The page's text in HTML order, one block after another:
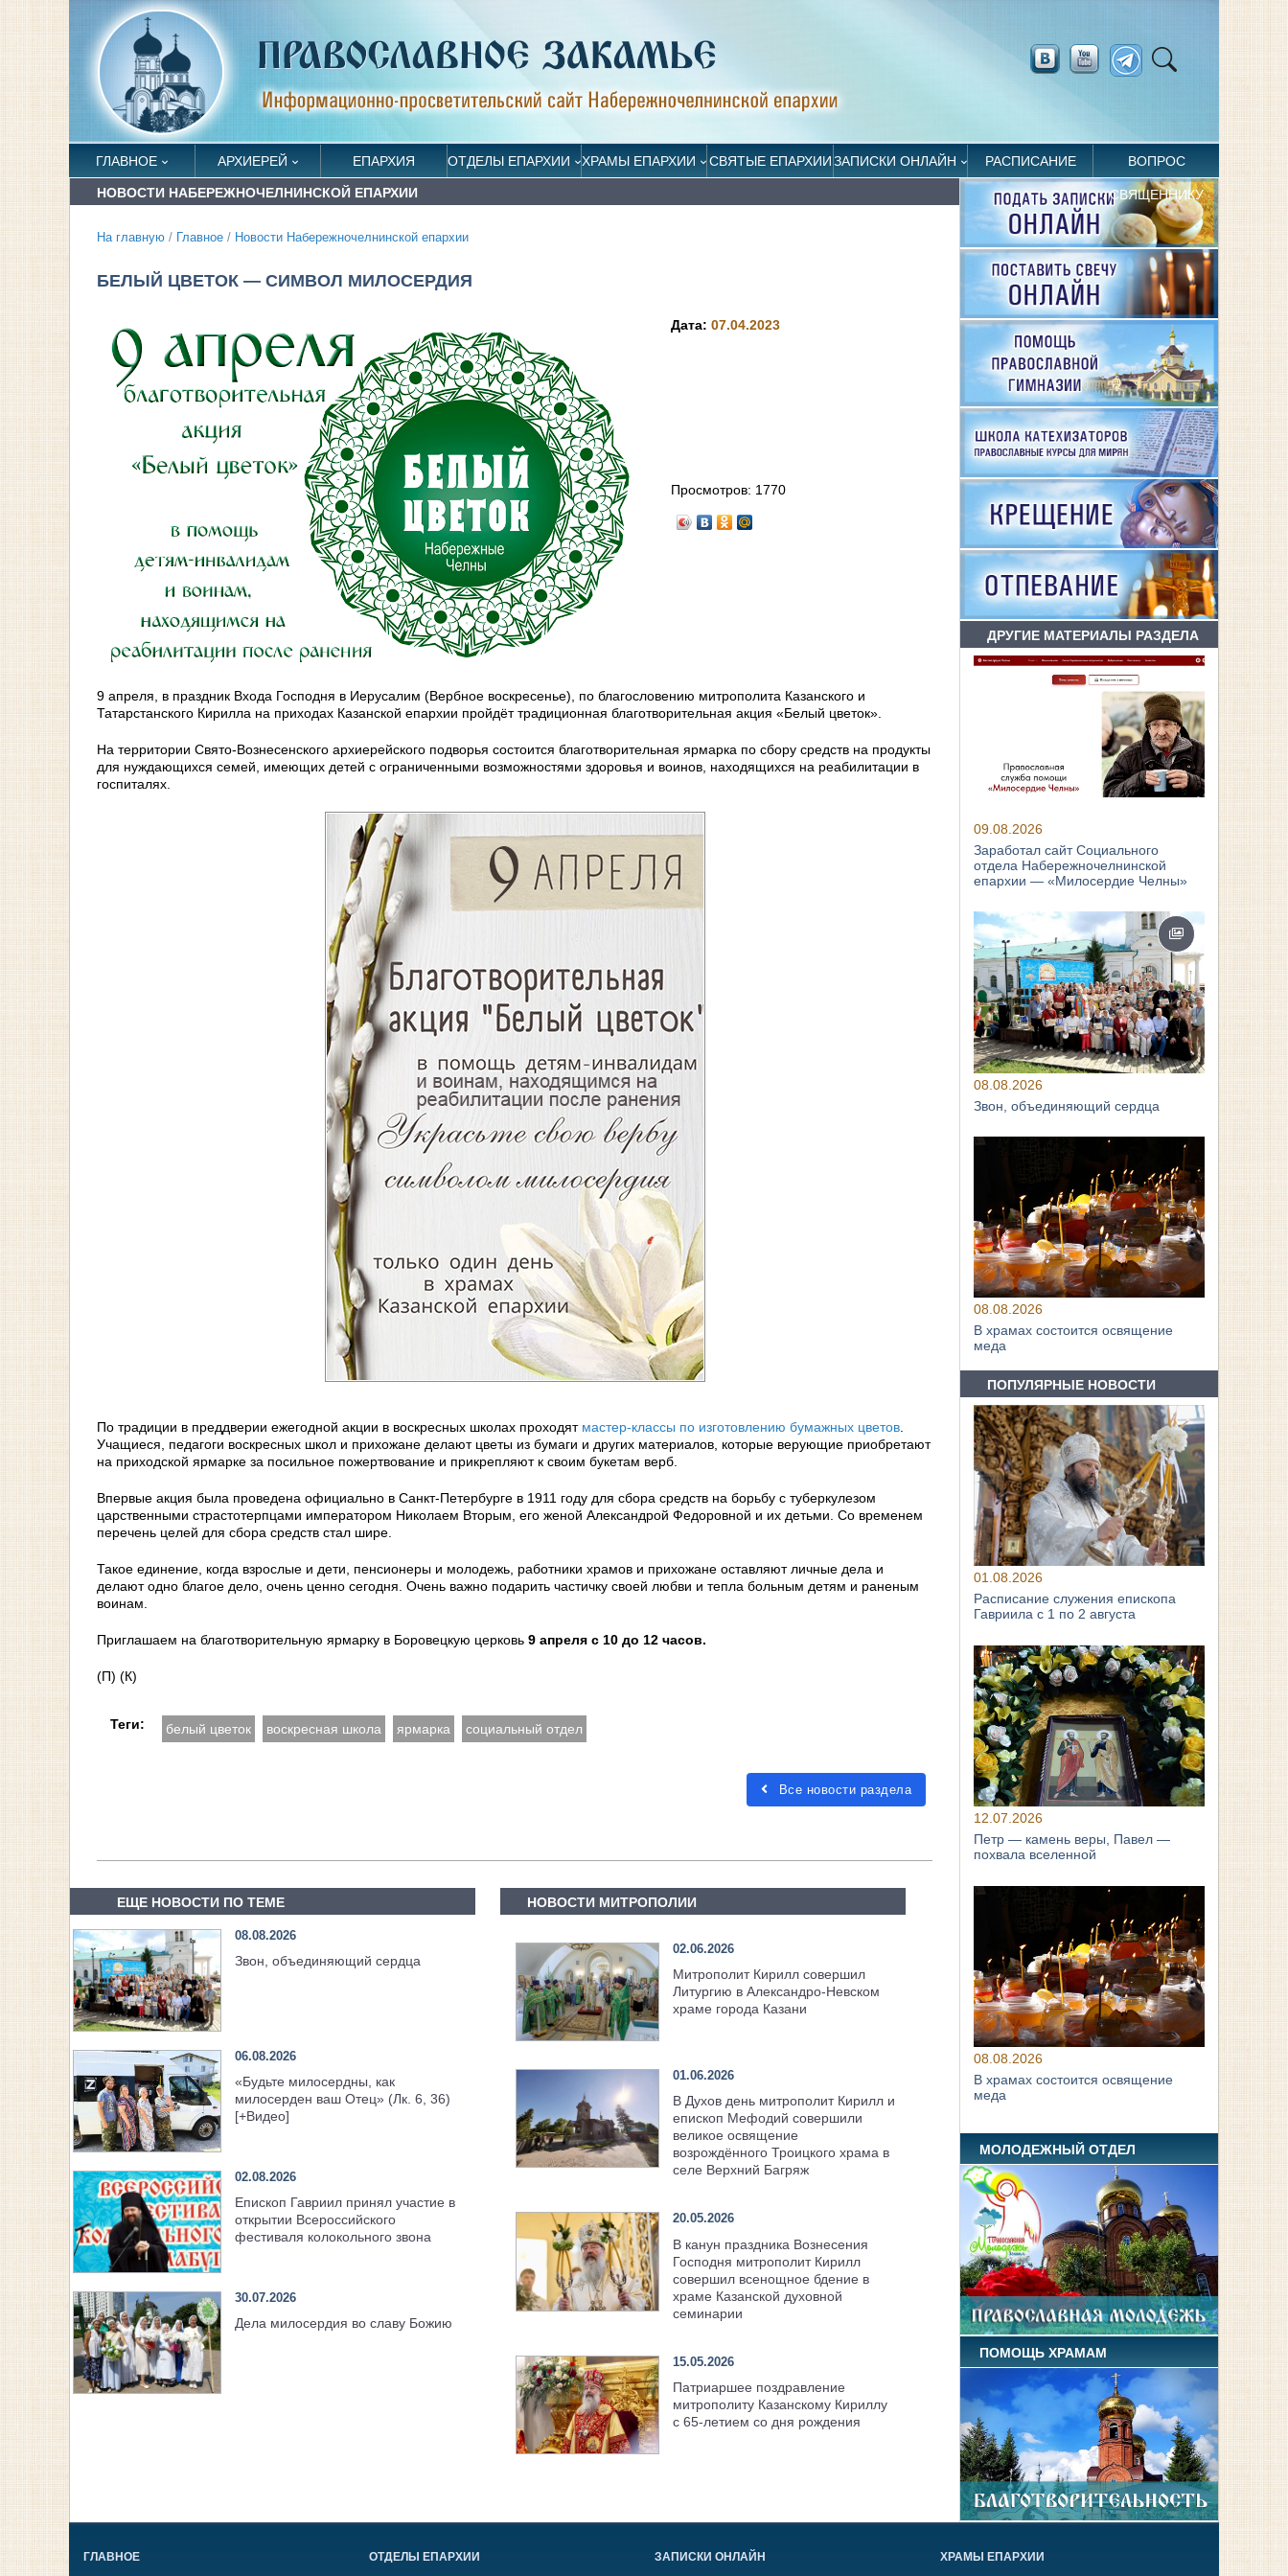
ГЛАВНОЕ АРХИЕРЕЙ ЕПАРХИЯ ОТДЕЛЫ ЕПАРХИИ ХРАМЫ ЕПАРХИИ СВЯТЫЕ ЕПАРХИИЗАПИСКИ ОНЛАЙН РАСПИСАНИЕ ВОПРОС
СВЯЩЕННИКУ
НОВОСТИ НАБЕРЕЖНОЧЕЛНИНСКОЙ ЕПАРХИИ
На главную / Главное / Новости Набережночелнинской епархии
БЕЛЫЙ ЦВЕТОК — СИМВОЛ МИЛОСЕРДИЯ
Дата:07.04.2023
Просмотров: 1770
9 апреля, в праздник Входа Господня в Иерусалим (Вербное воскресенье), по благословению митрополита Казанского и
Татарстанского Кирилла на приходах Казанской епархии пройдёт традиционная благотворительная акция «Белый цветок».
На территории Свято-Вознесенского архиерейского подворья состоится благотворительная ярмарка по сбору средств на продукты
для нуждающихся семей, имеющих детей с ограниченными возможностями здоровья и воинов, находящихся на реабилитации в
госпиталях.
По традиции в преддверии ежегодной акции в воскресных школах проходят мастер-классы по изготовлению бумажных цветов
Учащиеся, педагоги воскресных школ и прихожане делают цветы из бумаги и других материалов, которые верующие приобретают
на приходской ярмарке за посильное пожертвование и прикрепляют к своим букетам верб.
Впервые акция была проведена официально в Санкт-Петербурге в 1911 году для сбора средств на борьбу с туберкулезом
царственными страстотерпцами императором Николаем Вторым, его женой Александрой Федоровной и их детьми. Со временем
перечень целей для сбора средств стал шире.
Такое единение, когда взрослые и дети, пенсионеры и молодежь, работники храмов и прихожане оставляют личные дела и
делают одно благое дело, очень ценно сегодня. Очень важно подарить частичку своей любви и тепла больным детям и раненым
воинам.
Приглашаем на благотворительную ярмарку в Боровецкую церковь 9 апреля с 10 до 12 часов.
(П) (К)
Теги: белый цветок воскресная школа ярмарка социальный отдел
Все новости раздела
ЕЩЕ НОВОСТИ ПО ТЕМЕ
08.08.2026
Звон, объединяющий сердца
06.08.2026
«Будьте милосердны, как
милосерден ваш Отец» (Лк. 6, 36)
[+Видео]
02.08.2026
Епископ Гавриил принял участие в
открытии Всероссийского
фестиваля колокольного звона
30.07.2026
Дела милосердия во славу Божию
НОВОСТИ МИТРОПОЛИИ
02.06.2026
Митрополит Кирилл совершил
Литургию в Александро-Невском
храме города Казани
01.06.2026
В Духов день митрополит Кирилл и
епископ Мефодий совершили
великое освящение
возрождённого Троицкого храма в
селе Верхний Багряж
20.05.2026
В канун праздника Вознесения
Господня митрополит Кирилл
совершил всенощное бдение в
храме Казанской духовной
семинарии
15.05.2026
Патриаршее поздравление
митрополиту Казанскому Кириллу
с 65-летием со дня рождения
ДРУГИЕ МАТЕРИАЛЫ РАЗДЕЛА
09.08.2026
Заработал сайт Социального
отдела Набережночелнинской
епархии — «Милосердие Челны»
08.08.2026
Звон, объединяющий сердца
08.08.2026
В храмах состоится освящение
меда
ПОПУЛЯРНЫЕ НОВОСТИ
01.08.2026
Расписание служения епископа
Гавриила с 1 по 2 августа
12.07.2026
Петр — камень веры, Павел —
похвала вселенной
08.08.2026
В храмах состоится освящение
меда
МОЛОДЕЖНЫЙ ОТДЕЛ
ПОМОЩЬ ХРАМАМ
ГЛАВНОЕ ОТДЕЛЫ ЕПАРХИИ ЗАПИСКИ ОНЛАЙН ХРАМЫ ЕПАРХИИ